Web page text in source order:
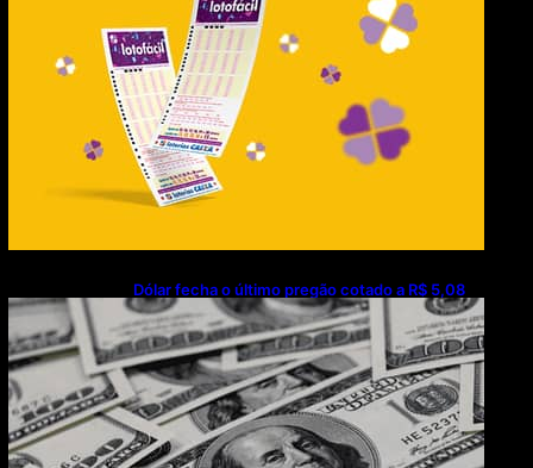
Dólar fecha o último pregão cotado a R$ 5,08